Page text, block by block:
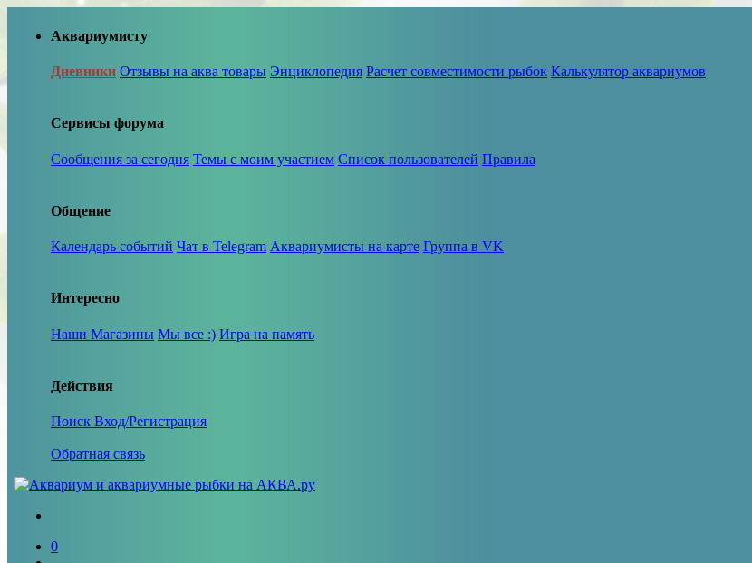
Аквариумисту
Дневники Отзывы на аква товары Энциклопедия Расчет совместимости рыбок Калькулятор аквариумов
Сервисы форума
Сообщения за сегодня Темы с моим участием Список пользователей Правила
Общение
Календарь событий Чат в Telegram Аквариумисты на карте Группа в VK
Интересно
Наши Магазины Мы все :) Игра на память
Действия
Поиск Вход/Регистрация
Обратная связь
0